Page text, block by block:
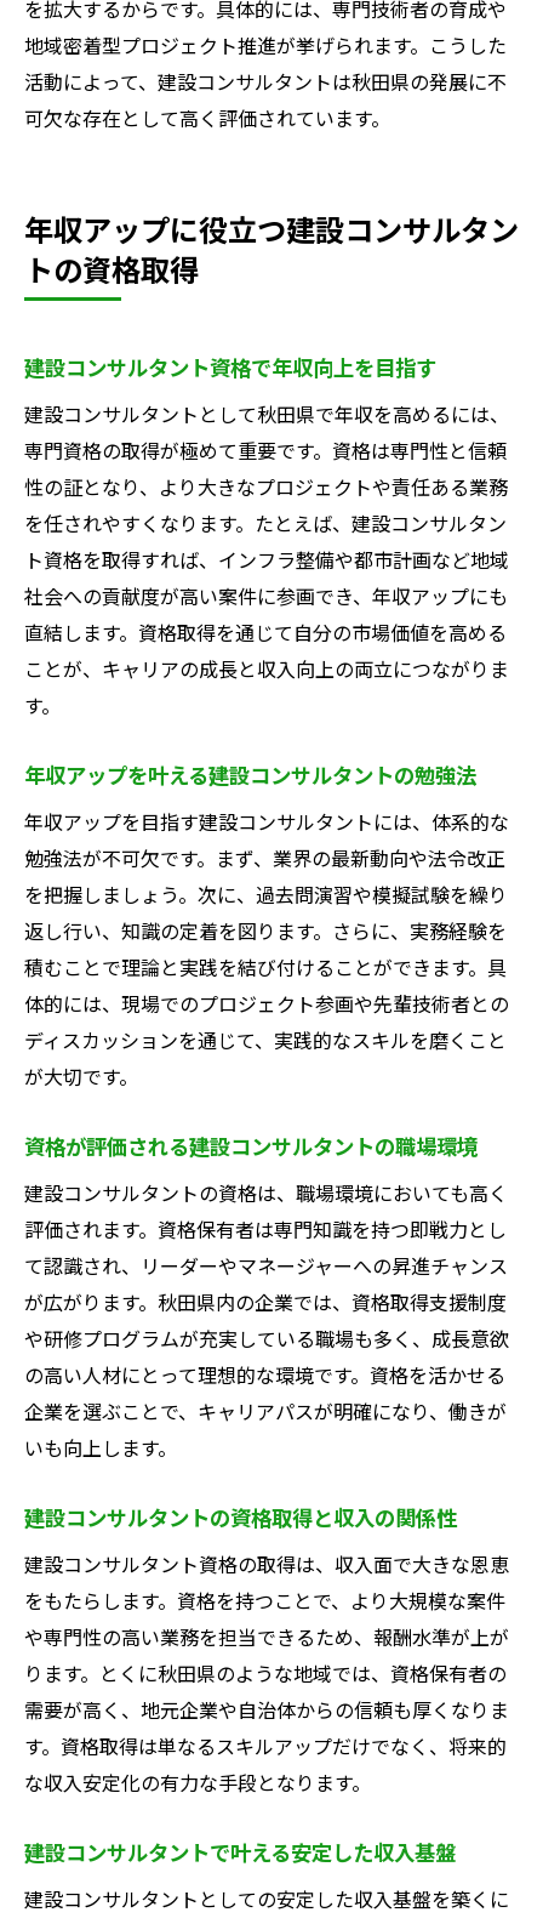
を拡大するからです。具体的には、専門技術者の育成や
地域密着型プロジェクト推進が挙げられます。こうした
活動によって、建設コンサルタントは秋田県の発展に不
可欠な存在として高く評価されています。
年収アップに役立つ建設コンサルタン
トの資格取得
建設コンサルタント資格で年収向上を目指す
建設コンサルタントとして秋田県で年収を高めるには、
専門資格の取得が極めて重要です。資格は専門性と信頼
性の証となり、より大きなプロジェクトや責任ある業務
を任されやすくなります。たとえば、建設コンサルタン
ト資格を取得すれば、インフラ整備や都市計画など地域
社会への貢献度が高い案件に参画でき、年収アップにも
直結します。資格取得を通じて自分の市場価値を高める
ことが、キャリアの成長と収入向上の両立につながりま
す。
年収アップを叶える建設コンサルタントの勉強法
年収アップを目指す建設コンサルタントには、体系的な
勉強法が不可欠です。まず、業界の最新動向や法令改正
を把握しましょう。次に、過去問演習や模擬試験を繰り
返し行い、知識の定着を図ります。さらに、実務経験を
積むことで理論と実践を結び付けることができます。具
体的には、現場でのプロジェクト参画や先輩技術者との
ディスカッションを通じて、実践的なスキルを磨くこと
が大切です。
資格が評価される建設コンサルタントの職場環境
建設コンサルタントの資格は、職場環境においても高く
評価されます。資格保有者は専門知識を持つ即戦力とし
て認識され、リーダーやマネージャーへの昇進チャンス
が広がります。秋田県内の企業では、資格取得支援制度
や研修プログラムが充実している職場も多く、成長意欲
の高い人材にとって理想的な環境です。資格を活かせる
企業を選ぶことで、キャリアパスが明確になり、働きが
いも向上します。
建設コンサルタントの資格取得と収入の関係性
建設コンサルタント資格の取得は、収入面で大きな恩恵
をもたらします。資格を持つことで、より大規模な案件
や専門性の高い業務を担当できるため、報酬水準が上が
ります。とくに秋田県のような地域では、資格保有者の
需要が高く、地元企業や自治体からの信頼も厚くなりま
す。資格取得は単なるスキルアップだけでなく、将来的
な収入安定化の有力な手段となります。
建設コンサルタントで叶える安定した収入基盤
建設コンサルタントとしての安定した収入基盤を築くに